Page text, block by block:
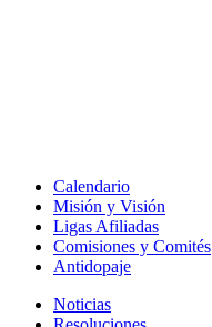
Calendario
Misión y Visión
Ligas Afiliadas
Comisiones y Comités
Antidopaje
Noticias